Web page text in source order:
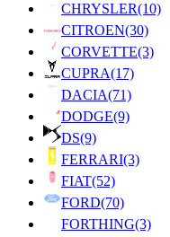
CHRYSLER(10)
CITROEN(30)
CORVETTE(3)
CUPRA(17)
DACIA(71)
DODGE(9)
DS(9)
FERRARI(3)
FIAT(52)
FORD(70)
FORTHING(3)